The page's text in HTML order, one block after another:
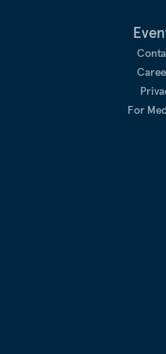
For